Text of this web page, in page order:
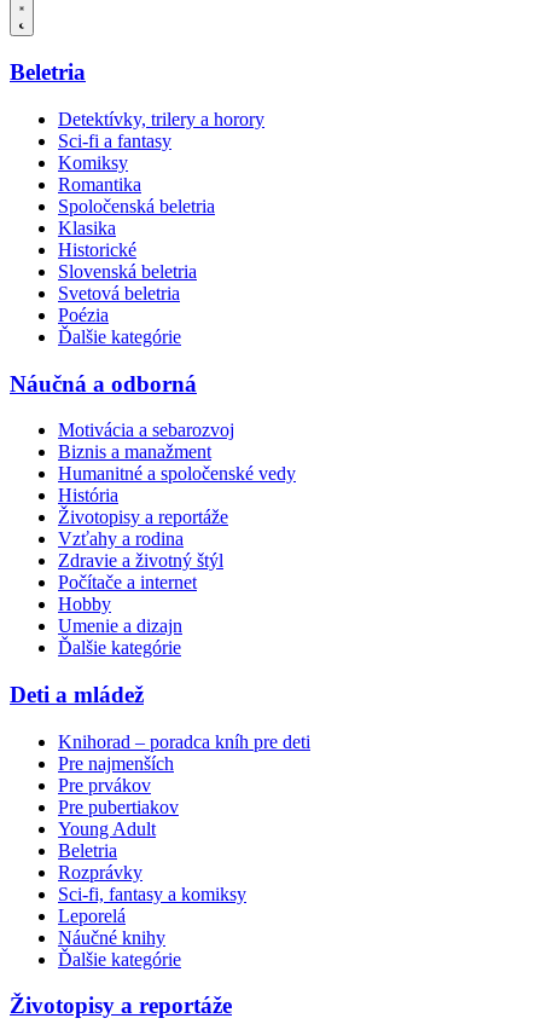
Beletria
Detektívky, trilery a horory
Sci-fi a fantasy
Komiksy
Romantika
Spoločenská beletria
Klasika
Historické
Slovenská beletria
Svetová beletria
Poézia
Ďalšie kategórie
Náučná a odborná
Motivácia a sebarozvoj
Biznis a manažment
Humanitné a spoločenské vedy
História
Životopisy a reportáže
Vzťahy a rodina
Zdravie a životný štýl
Počítače a internet
Hobby
Umenie a dizajn
Ďalšie kategórie
Deti a mládež
Knihorad – poradca kníh pre deti
Pre najmenších
Pre prvákov
Pre pubertiakov
Young Adult
Beletria
Rozprávky
Sci-fi, fantasy a komiksy
Leporelá
Náučné knihy
Ďalšie kategórie
Životopisy a reportáže